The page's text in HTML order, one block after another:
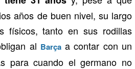
años de buen nivel, su largo
físicos, tanto en sus rodillas
al Barçaa contar con un
para cuando el germano no